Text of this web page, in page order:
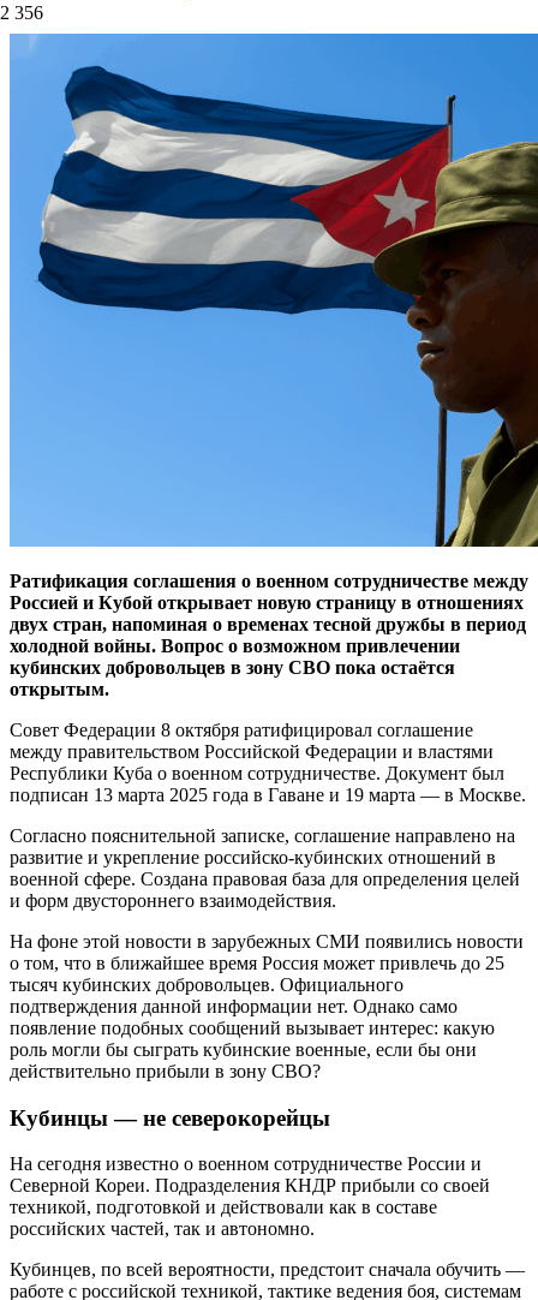
2 356
Ратификация соглашения о военном сотрудничестве между
Россией и Кубой открывает новую страницу в отношениях
двух стран, напоминая о временах тесной дружбы в период
холодной войны. Вопрос о возможном привлечении
кубинских добровольцев в зону СВО пока остаётся
открытым.
Совет Федерации 8 октября ратифицировал соглашение
между правительством Российской Федерации и властями
Республики Куба о военном сотрудничестве. Документ был
подписан 13 марта 2025 года в Гаване и 19 марта — в Москве.
Согласно пояснительной записке, соглашение направлено на
развитие и укрепление российско-кубинских отношений в
военной сфере. Создана правовая база для определения целей
и форм двустороннего взаимодействия.
На фоне этой новости в зарубежных СМИ появились новости
о том, что в ближайшее время Россия может привлечь до 25
тысяч кубинских добровольцев. Официального
подтверждения данной информации нет. Однако само
появление подобных сообщений вызывает интерес: какую
роль могли бы сыграть кубинские военные, если бы они
действительно прибыли в зону СВО?
Кубинцы — не северокорейцы
На сегодня известно о военном сотрудничестве России и
Северной Кореи. Подразделения КНДР прибыли со своей
техникой, подготовкой и действовали как в составе
российских частей, так и автономно.
Кубинцев, по всей вероятности, предстоит сначала обучить —
работе с российской техникой, тактике ведения боя, системам